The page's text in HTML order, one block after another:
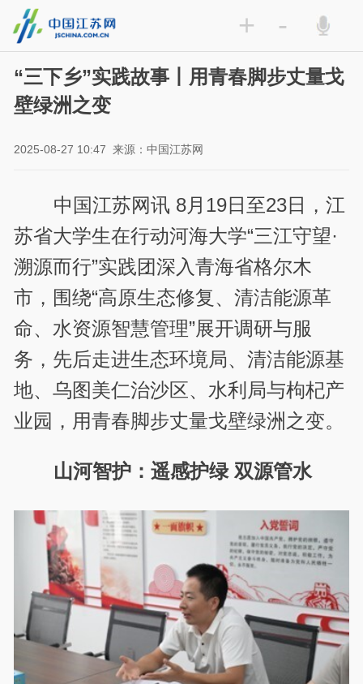
+ -
“三下乡”实践故事丨用青春脚步丈量戈
壁绿洲之变
2025-08-27 10:47 来源：中国江苏网
中国江苏网讯 8月19日至23日，江
苏省大学生在行动河海大学“三江守望·
溯源而行”实践团深入青海省格尔木
市，围绕“高原生态修复、清洁能源革
命、水资源智慧管理”展开调研与服
务，先后走进生态环境局、清洁能源基
地、乌图美仁治沙区、水利局与枸杞产
业园，用青春脚步丈量戈壁绿洲之变。
山河智护：遥感护绿 双源管水